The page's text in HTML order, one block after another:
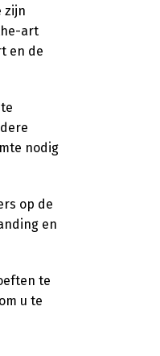
zijn
art
en de
nodig
op de
en
te
u te